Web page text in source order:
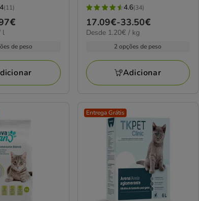
(11)
l
de peso
4.6
estrelas
com
avaliações
4.6(34)
Preço
de
33.50€
17.09€-33.50€
1.20€
Desde 1.20€ / kg
2 opções de peso
Adicionar
Entrega Grátis